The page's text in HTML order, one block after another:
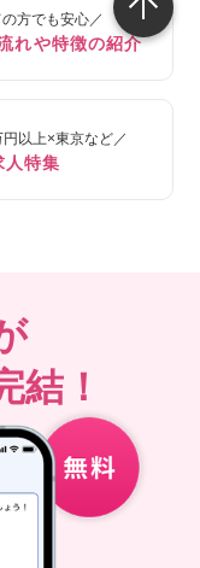
方でも安心／
れや特徴の紹介
以上×東京など／
人特集
結！